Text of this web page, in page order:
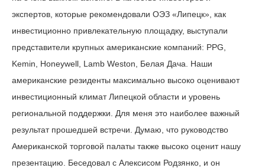
экспертов, которые рекомендовали ОЭЗ «Липецк», как
инвестиционно привлекательную площадку, выступали
представители крупных американские компаний: PPG,
Kemin, Honeywell, Lamb Weston, Белая Дача. Наши
американские резиденты максимально высоко оценивают
инвестиционный климат Липецкой области и уровень
региональной поддержки. Для меня это наиболее важный
результат прошедшей встречи. Думаю, что руководство
Американской торговой палаты также высоко оценит нашу
презентацию. Беседовал с Алексисом Родзянко, и он